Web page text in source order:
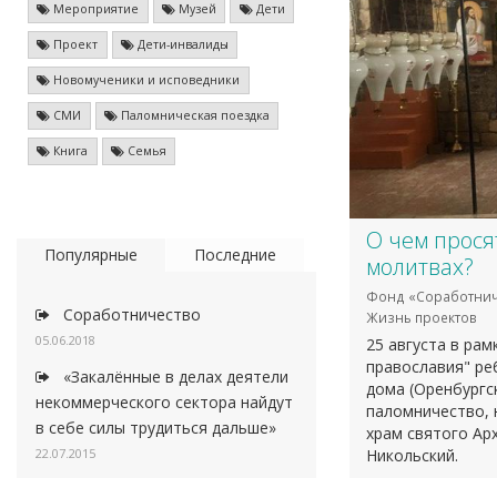
Мероприятие Музей Дети
Проект Дети-инвалиды
Новомученики и исповедники
СМИ Паломническая поездка
Книга Семья
Популярные Последние
Соработничество
05.06.2018
«Закалённые в делах деятели
некоммерческого сектора найдут
в себе силы трудиться дальше»
22.07.2015
О чем
молитвах?
Фонд
Жизнь проектов
25 августа в
православия"
дома
паломничество,
храм святого
Никольский.